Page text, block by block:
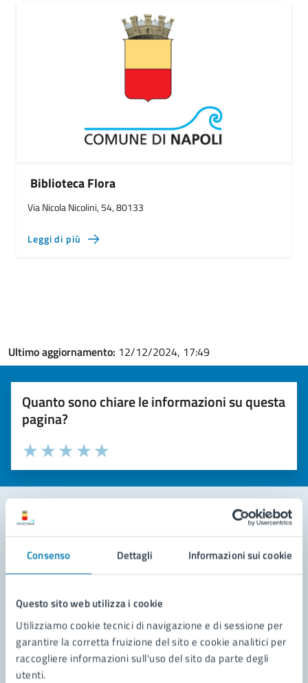
Consenso Dettagli Informazioni sui cookie
Questo sito web utilizza i cookie
Utilizziamo cookie tecnici di navigazione e di sessione per
garantire la corretta fruizione del sito e cookie analitici per
raccogliere informazioni sull'uso del sito da parte degli
utenti.
Biblioteca Flora
Via Nicola Nicolini, 54, 80133
Leggi di più
Ultimo aggiornamento: 12/12/2024, 17:49
Quanto sono chiare le informazioni su questa
pagina?
Valuta la chiarezza delle informazioni (da 1 a 5 stelle)
Seleziona il numero di stelle per valutare la chiarezza delle
Valuta 5 stelle su 5
Valuta 4 stelle su 5
Valuta 3 stelle su 5
Valuta 2 stelle su 5
Valuta 1 stelle su 5
Leggi le domande frequenti
Richiedi assistenza
Prenota appuntamento
Problemi in città